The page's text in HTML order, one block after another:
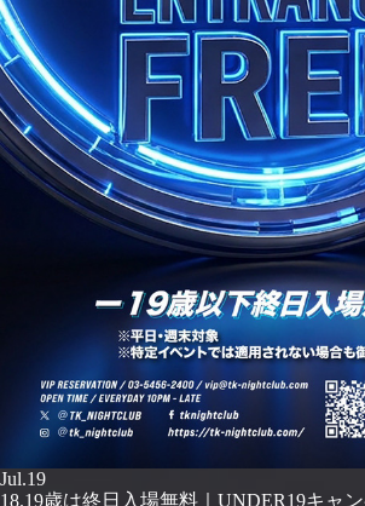
Jul.19
18.19歳は終日入場無料｜UNDER19キャ